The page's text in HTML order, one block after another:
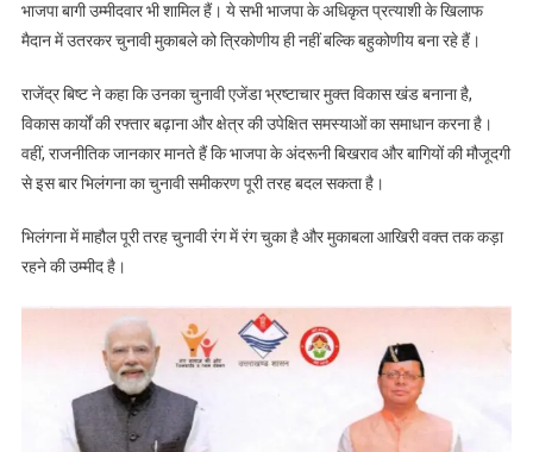
भाजपा बागी उम्मीदवार भी शामिल हैं। ये सभी भाजपा के अधिकृत प्रत्याशी के खिलाफ
मैदान में उतरकर चुनावी मुकाबले को त्रिकोणीय ही नहीं बल्कि बहुकोणीय बना रहे हैं।
राजेंद्र बिष्ट ने कहा कि उनका चुनावी एजेंडा भ्रष्टाचार मुक्त विकास खंड बनाना है,
विकास कार्यों की रफ्तार बढ़ाना और क्षेत्र की उपेक्षित समस्याओं का समाधान करना है।
वहीं, राजनीतिक जानकार मानते हैं कि भाजपा के अंदरूनी बिखराव और बागियों की मौजूदगी
से इस बार भिलंगना का चुनावी समीकरण पूरी तरह बदल सकता है।
भिलंगना में माहौल पूरी तरह चुनावी रंग में रंग चुका है और मुकाबला आखिरी वक्त तक कड़ा
रहने की उम्मीद है।